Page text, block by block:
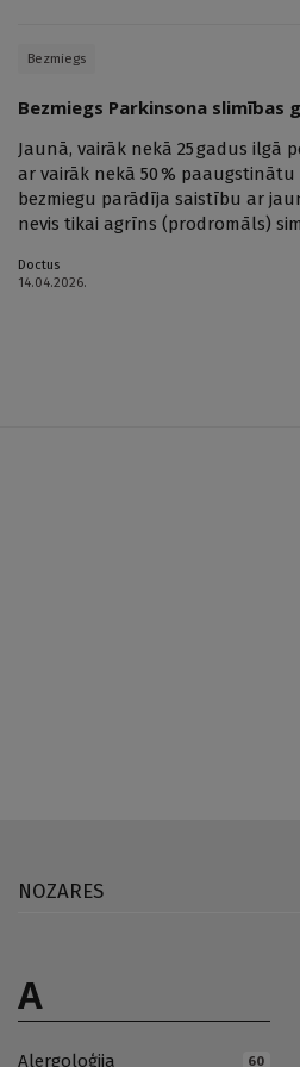
Bezmiegs
Bezmiegs Parkinsona
Jaunā, vairāk nekā 25 gadus ilgā
ar vairāk nekā 50 %
bezmiegu parādīja saistību ar
nevis tikai agrīns (prodromāls)
Doctus
14.04.2026.
NOZARES
A
Alergoloģija 60